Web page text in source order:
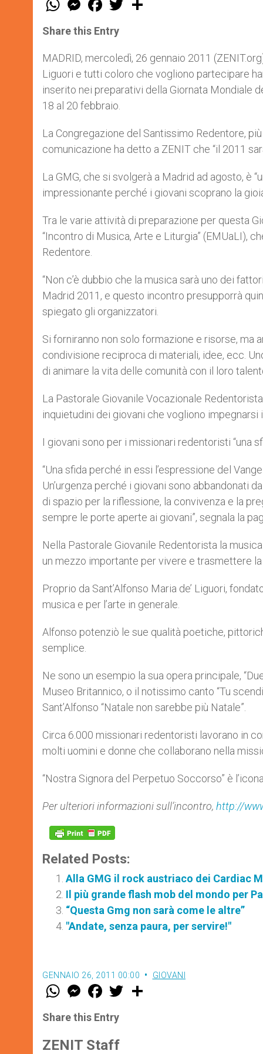
t
s
p
p
e
s
e
g
e
r
a
e
b
o
k
w
r
Share this Entry
MADRID, mercoledì, 26 gennaio 2011
Liguori e tutti coloro che vogliono partecipare
inserito nei preparativi della Giornata Mondiale
18 al 20 febbraio.
La Congregazione del Santissimo Redentore,
comunicazione ha detto a ZENIT che “il 2011
La GMG, che si svolgerà a Madrid ad agosto, è
impressionante perché i giovani scoprano la
Tra le varie attività di preparazione per questa
“Incontro di Musica, Arte e Liturgia” (EMUaLI),
Redentore.
“Non c’è dubbio che la musica sarà uno dei
Madrid 2011, e questo incontro presupporrà
spiegato gli organizzatori.
Si forniranno non solo formazione e risorse, ma
condivisione reciproca di materiali, idee, ecc.
di animare la vita delle comunità con il loro
La Pastorale Giovanile Vocazionale
inquietudini dei giovani che vogliono impegnarsi
I giovani sono per i missionari redentoristi “una
“Una sfida perché in essi l’espressione del
Un’urgenza perché i giovani sono abbandonati
di spazio per la riflessione, la convivenza e la
sempre le porte aperte ai giovani”, segnala la
Nella Pastorale Giovanile Redentorista la
un mezzo importante per vivere e trasmettere la
Proprio da Sant’Alfonso Maria de’ Liguori,
musica e per l’arte in generale.
Alfonso potenziò le sue qualità poetiche,
semplice.
Ne sono un esempio la sua opera principale,
Museo Britannico, o il notissimo canto “Tu
Sant’Alfonso “Natale non sarebbe più Natale”.
Circa 6.000 missionari redentoristi lavorano in
molti uomini e donne che collaborano nella
“Nostra Signora del Perpetuo Soccorso” è
Per ulteriori informazioni sull’incontro, http://
Related Posts:
Alla GMG il rock austriaco dei Cardiac
Il più grande flash mob del mondo per
“Questa Gmg non sarà come le altre”
"Andate, senza paura, per servire!"
GENNAIO 26, 2011 00:00 GIOVANI
W
t
s
p
M
e
s
e
g
F
a
e
b
o
w
Share this Entry
ZENIT Staff